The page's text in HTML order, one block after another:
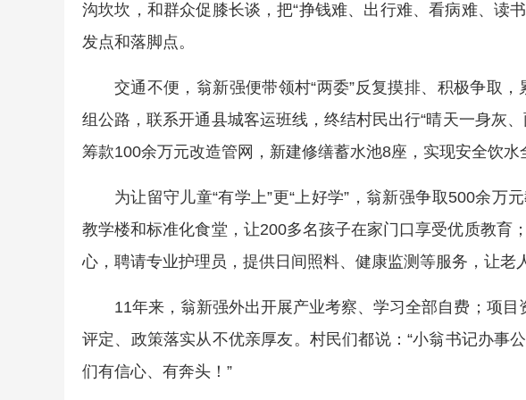
沟坎坎，和群众促膝长谈，把“挣钱难、出行难、看病难、读
发点和落脚点。
交通不便，翁新强便带领村“两委”反复摸排、积极争取
组公路，联系开通县城客运班线，终结村民出行“晴天一身灰
筹款100余万元改造管网，新建修缮蓄水池8座，实现安全饮水
为让留守儿童“有学上”更“上好学”，翁新强争取500余万
教学楼和标准化食堂，让200多名孩子在家门口享受优质教育
心，聘请专业护理员，提供日间照料、健康监测等服务，让老
11年来，翁新强外出开展产业考察、学习全部自费；项目
评定、政策落实从不优亲厚友。村民们都说：“小翁书记办事
们有信心、有奔头！”